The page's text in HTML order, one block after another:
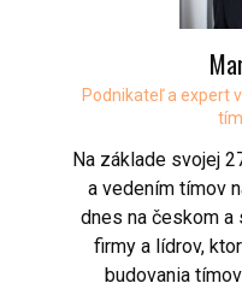
Podnikateľ a expert
Na základe svojej
a vedením tímov
dnes na českom
firmy a lídrov,
budovania